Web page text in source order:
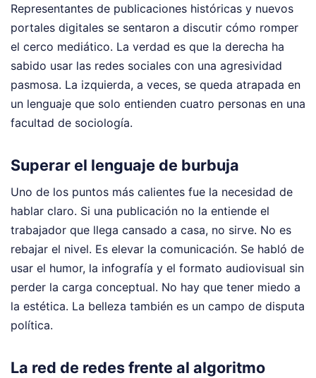
Representantes de publicaciones históricas y nuevos
portales digitales se sentaron a discutir cómo romper
el cerco mediático. La verdad es que la derecha ha
sabido usar las redes sociales con una agresividad
pasmosa. La izquierda, a veces, se queda atrapada en
un lenguaje que solo entienden cuatro personas en una
facultad de sociología.
Superar el lenguaje de burbuja
Uno de los puntos más calientes fue la necesidad de
hablar claro. Si una publicación no la entiende el
trabajador que llega cansado a casa, no sirve. No es
rebajar el nivel. Es elevar la comunicación. Se habló de
usar el humor, la infografía y el formato audiovisual sin
perder la carga conceptual. No hay que tener miedo a
la estética. La belleza también es un campo de disputa
política.
La red de redes frente al algoritmo